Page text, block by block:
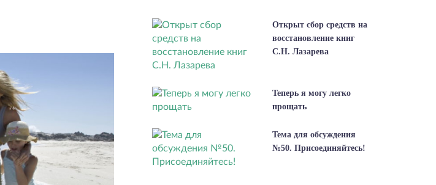
Открыт сбор средств на
восстановление книг
С.Н. Лазарева
Теперь я могу легко
прощать
Тема для обсуждения
№50. Присоединяйтесь!